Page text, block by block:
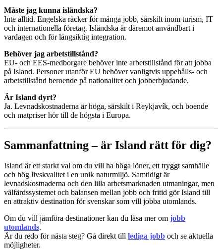
Måste jag kunna isländska?
Inte alltid. Engelska räcker för många jobb, särskilt inom turism, IT
och internationella företag. Isländska är däremot användbart i
vardagen och för långsiktig integration.
Behöver jag arbetstillstånd?
EU- och EES-medborgare behöver inte arbetstillstånd för att jobba
på Island. Personer utanför EU behöver vanligtvis uppehålls- och
arbetstillstånd beroende på nationalitet och jobberbjudande.
Är Island dyrt?
Ja. Levnadskostnaderna är höga, särskilt i Reykjavík, och boende
och matpriser hör till de högsta i Europa.
Sammanfattning – är Island rätt för dig?
Island är ett starkt val om du vill ha höga löner, ett tryggt samhälle
och hög livskvalitet i en unik naturmiljö. Samtidigt är
levnadskostnaderna och den lilla arbetsmarknaden utmaningar, men
välfärdssystemet och balansen mellan jobb och fritid gör Island till
en attraktiv destination för svenskar som vill jobba utomlands.
Om du vill jämföra destinationer kan du läsa mer om jobb
utomlands.
Är du redo för nästa steg? Gå direkt till lediga jobb och se aktuella
möjligheter.